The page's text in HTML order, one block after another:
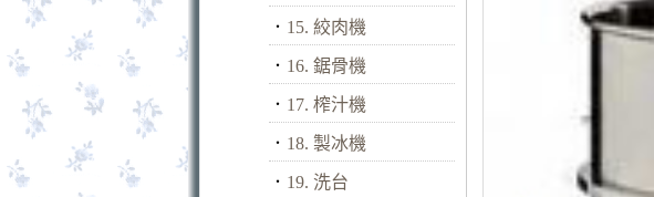
． 15. 絞肉機
． 16. 鋸骨機
． 17. 榨汁機
． 18. 製冰機
． 19. 洗台